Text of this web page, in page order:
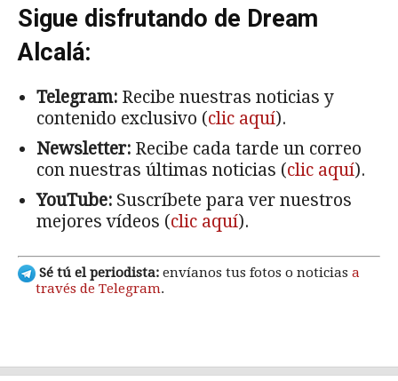
Sigue disfrutando de Dream
Alcalá:
Telegram: Recibe nuestras noticias y
contenido exclusivo (clic aquí).
Newsletter: Recibe cada tarde un correo
con nuestras últimas noticias (clic aquí).
YouTube: Suscríbete para ver nuestros
mejores vídeos (clic aquí).
Sé tú el periodista: envíanos tus fotos o noticias a
través de Telegram.